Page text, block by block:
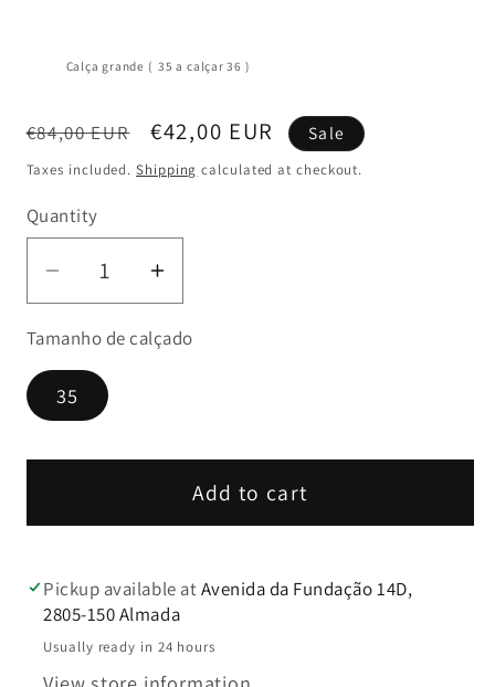
Calça grande ( 35 a calçar 36 )
Regular
price
€84,00 EUR
Sale
price
€42,00 EUR Sale
Taxes included.Shipping calculated at checkout.
Quantity
Decrease
quantity
for
Stileto
verniz
com
-
Shoes
Increase
quantity
for
com
plataforma
-
Shoes
Tamanho de calçado
35
Add to cart
Pickup available atAvenida da Fundação 14D,
2805-150 Almada
Usually ready in 24 hours